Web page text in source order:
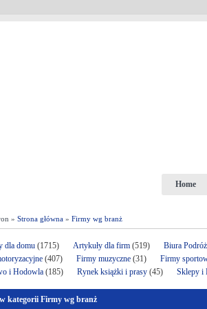
Home
» Strona główna » Firmy wg branż
dla domu (1715) Artykuły dla firm (519)
Biura
(407) Firmy muzyczne (31)
Firmy
i Hodowla (185) Rynek książki i prasy (45) Sklepy i
kategorii Firmy wg branż